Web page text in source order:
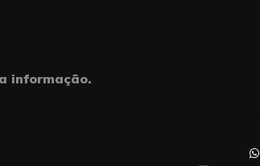
informação.